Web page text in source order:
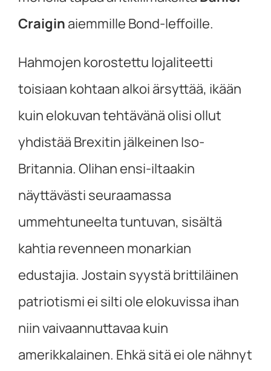
Craigin aiemmille Bond-leffoille.
Hahmojen korostettu lojaliteetti
toisiaan kohtaan alkoi ärsyttää, ikään
kuin elokuvan tehtävänä olisi ollut
yhdistää Brexitin jälkeinen Iso-
Britannia. Olihan ensi-iltaakin
näyttävästi seuraamassa
ummehtuneelta tuntuvan, sisältä
kahtia revenneen monarkian
edustajia. Jostain syystä brittiläinen
patriotismi ei silti ole elokuvissa ihan
niin vaivaannuttavaa kuin
amerikkalainen. Ehkä sitä ei ole nähnyt